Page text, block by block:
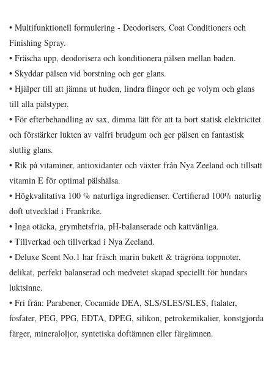
• Multifunktionell formulering - Deodorisers, Coat Conditioners och
Finishing Spray.
• Fräscha upp, deodorisera och konditionera pälsen mellan baden.
• Skyddar pälsen vid borstning och ger glans.
• Hjälper till att jämna ut huden, lindra flingor och ge volym och glans
till alla pälstyper.
• För efterbehandling av sax, dimma lätt för att ta bort statisk elektricitet
och förstärker lukten av valfri brudgum och ger pälsen en fantastisk
slutlig glans.
• Rik på vitaminer, antioxidanter och växter från Nya Zeeland och tillsatt
vitamin E för optimal pälshälsa.
• Högkvalitativa 100 % naturliga ingredienser. Certifierad 100% naturlig
doft utvecklad i Frankrike.
• Inga otäcka, grymhetsfria, pH-balanserade och kattvänliga.
• Tillverkad och tillverkad i Nya Zeeland.
• Deluxe Scent No.1 har fräsch marin bukett & trägröna toppnoter,
delikat, perfekt balanserad och medvetet skapad speciellt för hundars
luktsinne.
• Fri från: Parabener, Cocamide DEA, SLS/SLES/SLES, ftalater,
fosfater, PEG, PPG, EDTA, DPEG, silikon, petrokemikalier, konstgjorda
färger, mineraloljor, syntetiska doftämnen eller färgämnen.